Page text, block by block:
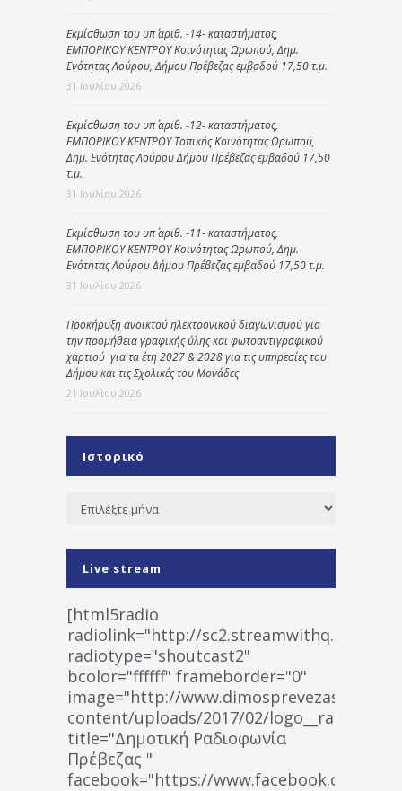
Εκμίσθωση του υπ΄ αριθ. -14- καταστήματος,
ΕΜΠΟΡΙΚΟΥ ΚΕΝΤΡΟΥ Κοινότητας Ωρωπού, Δημ.
Ενότητας Λούρου, Δήμου Πρέβεζας εμβαδού 17,50 τ.μ.
31 Ιουλίου 2026
Εκμίσθωση του υπ΄ αριθ. -12- καταστήματος,
ΕΜΠΟΡΙΚΟΥ ΚΕΝΤΡΟΥ Τοπικής Κοινότητας Ωρωπού,
Δημ. Ενότητας Λούρου Δήμου Πρέβεζας εμβαδού 17,50
τ.μ.
31 Ιουλίου 2026
Εκμίσθωση του υπ΄ αριθ. -11- καταστήματος,
ΕΜΠΟΡΙΚΟΥ ΚΕΝΤΡΟΥ Κοινότητας Ωρωπού, Δημ.
Ενότητας Λούρου Δήμου Πρέβεζας εμβαδού 17,50 τ.μ.
31 Ιουλίου 2026
Προκήρυξη ανοικτού ηλεκτρονικού διαγωνισμού για
την προμήθεια γραφικής ύλης και φωτοαντιγραφικού
χαρτιού για τα έτη 2027 & 2028 για τις υπηρεσίες του
Δήμου και τις Σχολικές του Μονάδες
21 Ιουλίου 2026
Ιστορικό
Ιστορικό
Live stream
[html5radio
radiolink="http://
radiotype="shoutcast2"
bcolor="ffffff" frameborder="0"
image="http://www.dimosprevezas.gr/wp-
content/uploads/2017/02/
title="Δημοτική Ραδιοφωνία
Πρέβεζας "
facebook="https://www.facebook.com/